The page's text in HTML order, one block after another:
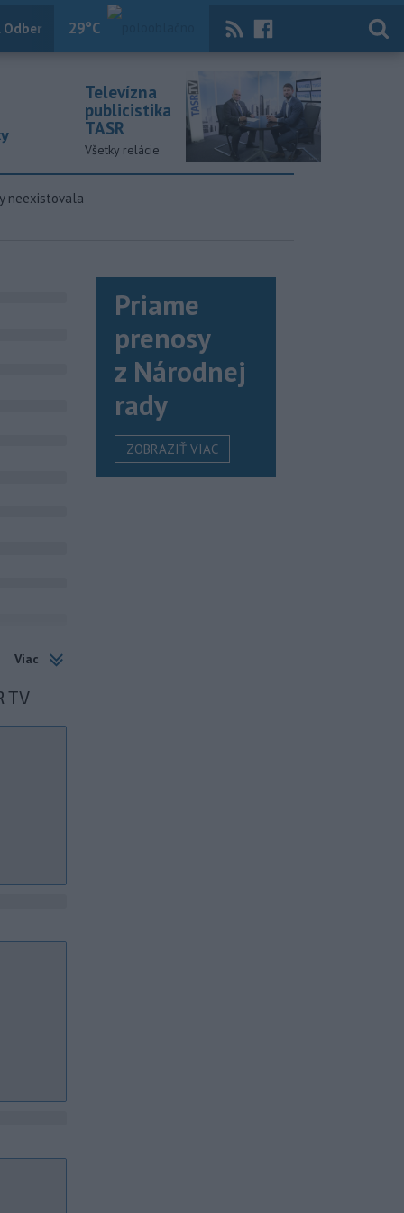
29°C
Odber Knihy Magazín News Now
Televízna
publicistika
TASR
Všetky relácie
neexistovala
Viac
TV
Priame
prenosy
z Národnej
rady
ZOBRAZIŤ VIAC